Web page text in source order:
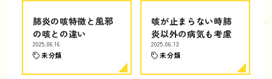
肺炎の咳特徴と風邪
の咳との違い
2025.06.16
未分類
咳が止まらない時肺
炎以外の病気も考慮
2025.06.13
未分類